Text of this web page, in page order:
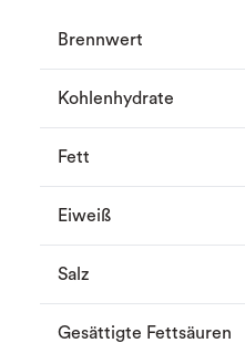
Brennwert
Kohlenhydrate
Fett
Eiweiß
Salz
Gesättigte Fettsäuren